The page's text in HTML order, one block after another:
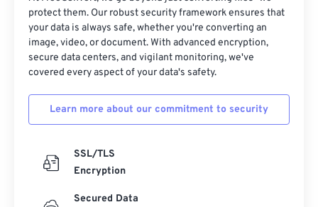
protect them. Our robust security framework ensures that
your data is always safe, whether you're converting an
image, video, or document. With advanced encryption,
secure data centers, and vigilant monitoring, we've
covered every aspect of your data's safety.
Learn more about our commitment to security
SSL/TLS
Encryption
Secured Data